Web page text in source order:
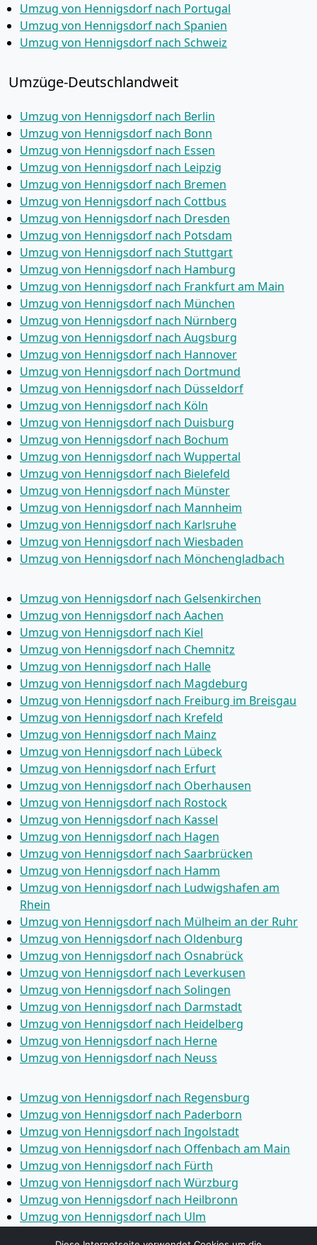
Umzug von Hennigsdorf nach Portugal
Umzug von Hennigsdorf nach Spanien
Umzug von Hennigsdorf nach Schweiz
Umzüge-Deutschlandweit
Umzug von Hennigsdorf nach Berlin
Umzug von Hennigsdorf nach Bonn
Umzug von Hennigsdorf nach Essen
Umzug von Hennigsdorf nach Leipzig
Umzug von Hennigsdorf nach Bremen
Umzug von Hennigsdorf nach Cottbus
Umzug von Hennigsdorf nach Dresden
Umzug von Hennigsdorf nach Potsdam
Umzug von Hennigsdorf nach Stuttgart
Umzug von Hennigsdorf nach Hamburg
Umzug von Hennigsdorf nach Frankfurt am Main
Umzug von Hennigsdorf nach München
Umzug von Hennigsdorf nach Nürnberg
Umzug von Hennigsdorf nach Augsburg
Umzug von Hennigsdorf nach Hannover
Umzug von Hennigsdorf nach Dortmund
Umzug von Hennigsdorf nach Düsseldorf
Umzug von Hennigsdorf nach Köln
Umzug von Hennigsdorf nach Duisburg
Umzug von Hennigsdorf nach Bochum
Umzug von Hennigsdorf nach Wuppertal
Umzug von Hennigsdorf nach Bielefeld
Umzug von Hennigsdorf nach Münster
Umzug von Hennigsdorf nach Mannheim
Umzug von Hennigsdorf nach Karlsruhe
Umzug von Hennigsdorf nach Wiesbaden
Umzug von Hennigsdorf nach Mönchen­gladbach
Umzug von Hennigsdorf nach Gelsenkirchen
Umzug von Hennigsdorf nach Aachen
Umzug von Hennigsdorf nach Kiel
Umzug von Hennigsdorf nach Chemnitz
Umzug von Hennigsdorf nach Halle
Umzug von Hennigsdorf nach Magdeburg
Umzug von Hennigsdorf nach Freiburg im Breisgau
Umzug von Hennigsdorf nach Krefeld
Umzug von Hennigsdorf nach Mainz
Umzug von Hennigsdorf nach Lübeck
Umzug von Hennigsdorf nach Erfurt
Umzug von Hennigsdorf nach Oberhausen
Umzug von Hennigsdorf nach Rostock
Umzug von Hennigsdorf nach Kassel
Umzug von Hennigsdorf nach Hagen
Umzug von Hennigsdorf nach Saarbrücken
Umzug von Hennigsdorf nach Hamm
Umzug von Hennigsdorf nach Ludwigshafen am
Rhein
Umzug von Hennigsdorf nach Mülheim an der Ruhr
Umzug von Hennigsdorf nach Oldenburg
Umzug von Hennigsdorf nach Osnabrück
Umzug von Hennigsdorf nach Leverkusen
Umzug von Hennigsdorf nach Solingen
Umzug von Hennigsdorf nach Darmstadt
Umzug von Hennigsdorf nach Heidelberg
Umzug von Hennigsdorf nach Herne
Umzug von Hennigsdorf nach Neuss
Umzug von Hennigsdorf nach Regensburg
Umzug von Hennigsdorf nach Paderborn
Umzug von Hennigsdorf nach Ingolstadt
Umzug von Hennigsdorf nach Offenbach am Main
Umzug von Hennigsdorf nach Fürth
Umzug von Hennigsdorf nach Würzburg
Umzug von Hennigsdorf nach Heilbronn
Umzug von Hennigsdorf nach Ulm